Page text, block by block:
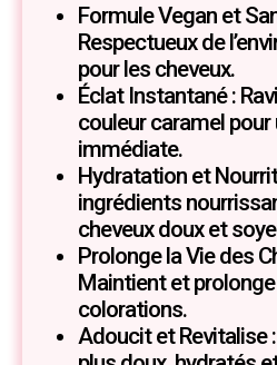
Formule Vegan et
Respectueux de
pour les cheveux.
Éclat Instantané :
couleur caramel pour
immédiate.
Hydratation et
ingrédients
cheveux doux et
Prolonge la Vie des
Maintient et
colorations.
Adoucit et Revitalise